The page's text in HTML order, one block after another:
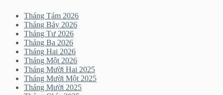
Tháng Tám 2026
Tháng Bảy 2026
Tháng Tư 2026
Tháng Ba 2026
Tháng Hai 2026
Tháng Một 2026
Tháng Mười Hai 2025
Tháng Mười Một 2025
Tháng Mười 2025